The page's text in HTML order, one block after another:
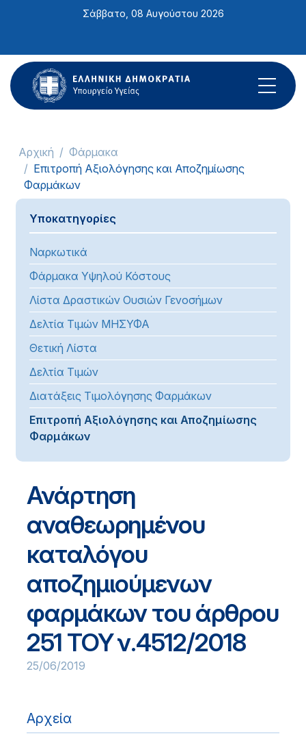
ιστότοπος
περιλαμβάνει
ένα
σύστημα
Σάββατο, 08 Αυγούστου 2026
Αρχική
Φάρμακα
Επιτροπή Αξιολόγησης και Αποζημίωσης
Φαρμάκων
Υποκατηγορίες
Ναρκωτικά
Φάρμακα Υψηλού Κόστους
Λίστα Δραστικών Ουσιών Γενοσήμων
Δελτία Τιμών ΜΗΣΥΦΑ
Θετική Λίστα
Δελτία Τιμών
Διατάξεις Τιμολόγησης Φαρμάκων
Επιτροπή Αξιολόγησης και Αποζημίωσης
Φαρμάκων
Ανάρτηση
αναθεωρημένου
καταλόγου
αποζημιούμενων
φαρμάκων του άρθρου
251 ΤΟΥ ν.4512/2018
25/06/2019
Αρχεία